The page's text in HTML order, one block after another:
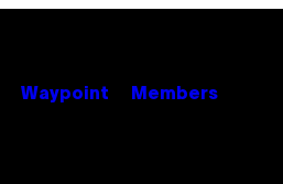
Waypoint Members